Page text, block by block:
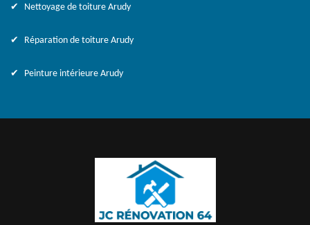
Nettoyage de toiture Arudy
Réparation de toiture Arudy
Peinture intérieure Arudy